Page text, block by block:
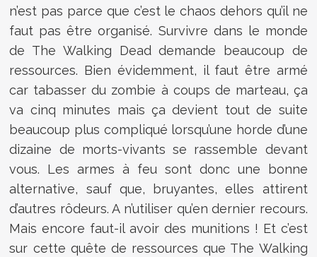
n’est pas parce que c’est le chaos dehors qu’il ne
faut pas être organisé. Survivre dans le monde
de The Walking Dead demande beaucoup de
ressources. Bien évidemment, il faut être armé
car tabasser du zombie à coups de marteau, ça
va cinq minutes mais ça devient tout de suite
beaucoup plus compliqué lorsqu’une horde d’une
dizaine de morts-vivants se rassemble devant
vous. Les armes à feu sont donc une bonne
alternative, sauf que, bruyantes, elles attirent
d’autres rôdeurs. A n’utiliser qu’en dernier recours.
Mais encore faut-il avoir des munitions ! Et c’est
sur cette quête de ressources que The Walking